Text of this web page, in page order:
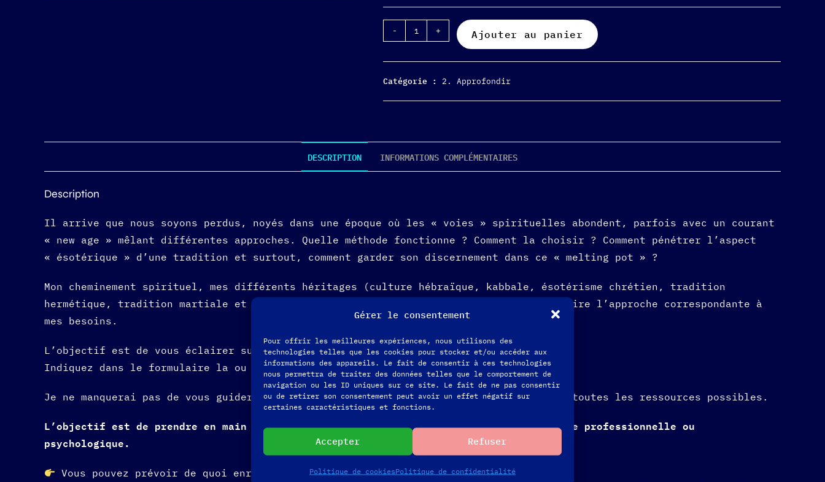
Gérer le consentement
Pour offrir les meilleures expériences, nous utilisons des
technologies telles que les cookies pour stocker et/ou accéder aux
informations des appareils. Le fait de consentir à ces technologies
nous permettra de traiter des données telles que le comportement de
navigation ou les ID uniques sur ce site. Le fait de ne pas consentir
ou de retirer son consentement peut avoir un effet négatif sur
certaines caractéristiques et fonctions.
Accepter Refuser
Politique de cookiesPolitique de confidentialité
- + Ajouter au panier
Catégorie : 2. Approfondir
DESCRIPTION INFORMATIONS COMPLÉMENTAIRES
Description
Il arrive que nous soyons perdus, noyés dans une époque où les « voies » spirituelles abondent, parfois avec un courant
« new age » mêlant différentes approches. Quelle méthode fonctionne ? Comment la choisir ? Comment pénétrer l’aspect
« ésotérique » d’une tradition et surtout, comment garder son discernement dans ce « melting pot » ?
Mon cheminement spirituel, mes différents héritages (culture hébraïque, kabbale, ésotérisme chrétien, tradition
hermétique, tradition martiale et bouddhiste,…) m’ont permis d’identifier de façon claire l’approche correspondante à
mes besoins.
L’objectif est de vous éclairer sur votre cheminement spirituelle
Indiquez dans le formulaire la ou les thématiques que vous souhaitez aborder.
Je ne manquerai pas de vous guider à travers certaines pratiques en vous recommandant toutes les ressources possibles.
L’objectif est de prendre en main votre quête spirituelle comme on prend en main sa vie professionnelle ou
psychologique.
Vous pouvez prévoir de quoi enregistrer la séance.